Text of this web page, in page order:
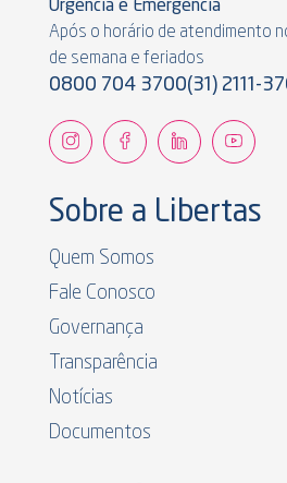
Urgência e Emergência
Após o horário de atendimento
de semana e feriados
0800 704 3700(31) 2111-
Sobre a Libertas
Quem Somos
Fale Conosco
Governança
Transparência
Notícias
Documentos